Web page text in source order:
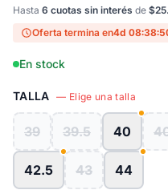
Hasta 6 cuotas sin interés de
Oferta termina en4d
En stock
TALLA — Elige una talla
39 39.5 40
42.5 43 44